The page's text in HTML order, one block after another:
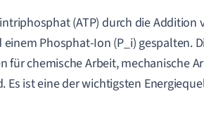
(ATP) durch die Addition
Phosphat-Ion (P_i) gespalten.
für chemische Arbeit, mechanische
ist eine der wichtigsten